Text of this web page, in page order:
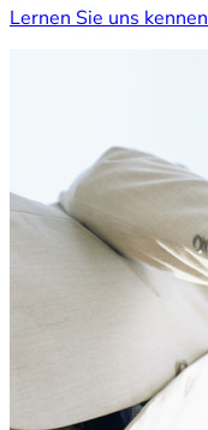
Lernen Sie uns kennen